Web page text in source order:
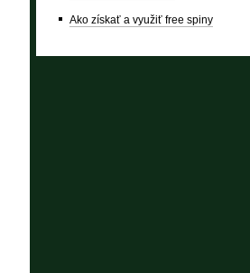
Ako získať a využiť free spiny